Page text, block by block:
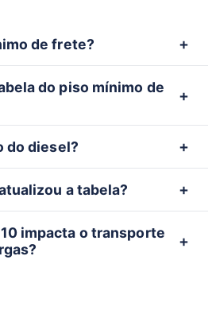
de frete?
rodoviário de cargas
do piso mínimo de
do diesel?
varia mais de 5%.
a tabela?
pela ANP.
impacta o transporte